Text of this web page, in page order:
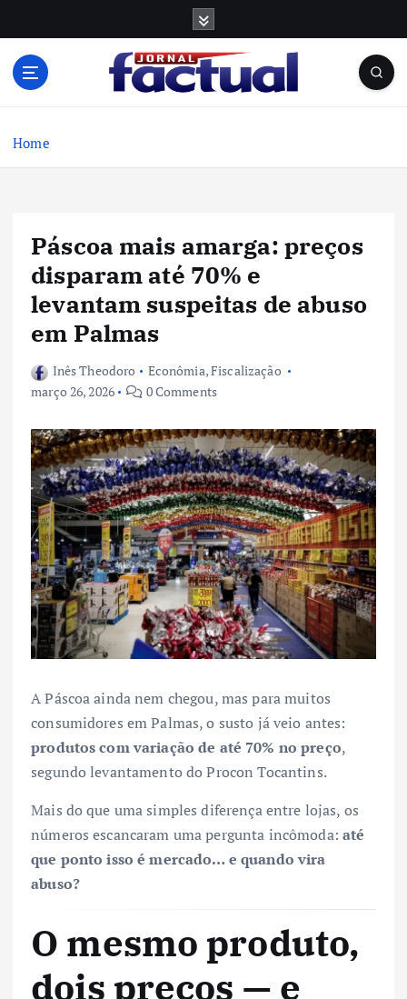
Home
Páscoa mais amarga: preços
disparam até 70% e
levantam suspeitas de abuso
em Palmas
Inês Theodoro Econômia,Fiscalização
março 26, 2026
0 Comments
A Páscoa ainda nem chegou, mas para muitos
consumidores em Palmas, o susto já veio antes:
produtos com variação de até 70% no preço,
segundo levantamento do Procon Tocantins.
Mais do que uma simples diferença entre lojas, os
números escancaram uma pergunta incômoda: até
que ponto isso é mercado… e quando vira
abuso?
O mesmo produto,
dois preços — e